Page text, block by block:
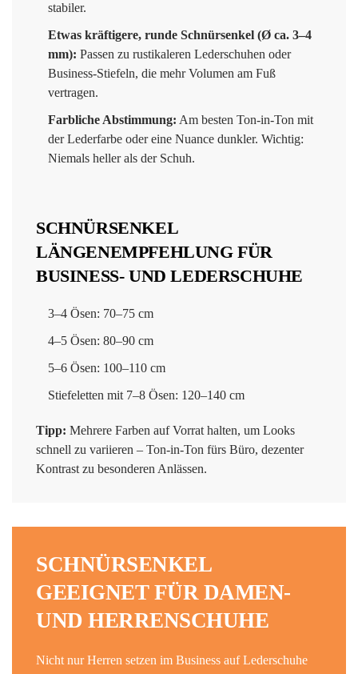
stabiler.
Etwas kräftigere, runde Schnürsenkel (Ø ca. 3–4
mm): Passen zu rustikaleren Lederschuhen oder
Business-Stiefeln, die mehr Volumen am Fuß
vertragen.
Farbliche Abstimmung: Am besten Ton-in-Ton mit
der Lederfarbe oder eine Nuance dunkler. Wichtig:
Niemals heller als der Schuh.
SCHNÜRSENKEL
LÄNGENEMPFEHLUNG FÜR
BUSINESS- UND LEDERSCHUHE
3–4 Ösen: 70–75 cm
4–5 Ösen: 80–90 cm
5–6 Ösen: 100–110 cm
Stiefeletten mit 7–8 Ösen: 120–140 cm
Tipp: Mehrere Farben auf Vorrat halten, um Looks
schnell zu variieren – Ton-in-Ton fürs Büro, dezenter
Kontrast zu besonderen Anlässen.
SCHNÜRSENKEL
GEEIGNET FÜR DAMEN-
UND HERRENSCHUHE
Nicht nur Herren setzen im Business auf Lederschuhe